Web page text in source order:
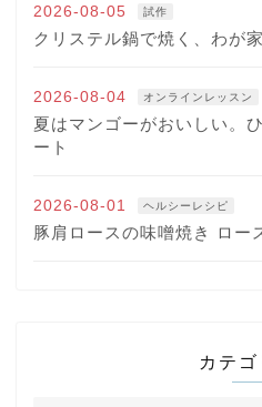
2026-08-05 試作
クリステル鍋で焼く、わが
2026-08-04 オンラインレッスン
夏はマンゴーがおいしい。
ート
2026-08-01 ヘルシーレシピ
豚肩ロースの味噌焼き ロー
カテゴ